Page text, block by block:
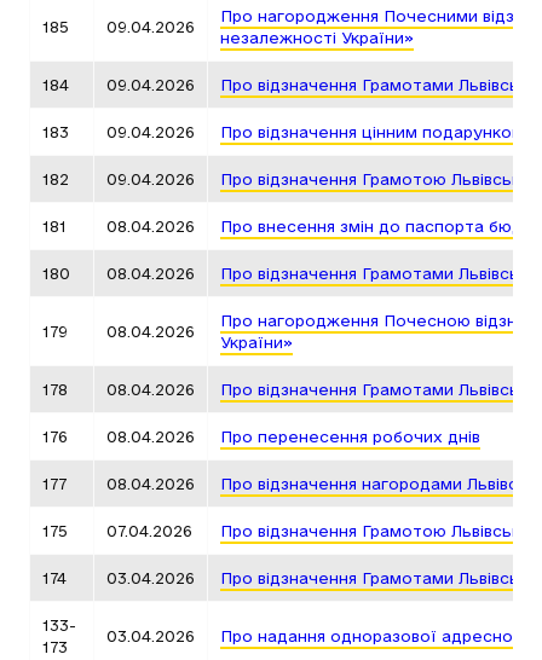
185 09.04.2026
Про нагородження Почесними
незалежності України»
184 09.04.2026 Про відзначення Грамотами
183 09.04.2026 Про відзначення цінним подарунком
182 09.04.2026 Про відзначення Грамотою
181 08.04.2026 Про внесення змін до паспорта
180 08.04.2026 Про відзначення Грамотами
179 08.04.2026
Про нагородження Почесною
України»
178 08.04.2026 Про відзначення Грамотами
176 08.04.2026 Про перенесення робочих днів
177 08.04.2026 Про відзначення нагородами
175 07.04.2026 Про відзначення Грамотою
174 03.04.2026 Про відзначення Грамотами
133-
173
03.04.2026 Про надання одноразової адресної